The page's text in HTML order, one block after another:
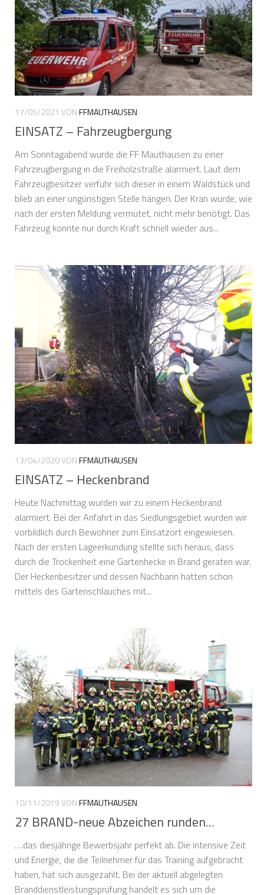
17/05/2021 VONFFMAUTHAUSEN
EINSATZ – Fahrzeugbergung
Am Sonntagabend wurde die FF Mauthausen zu einer
Fahrzeugbergung in die Freiholzstraße alarmiert. Laut dem
Fahrzeugbesitzer verfuhr sich dieser in einem Waldstück und
blieb an einer ungünstigen Stelle hängen. Der Kran wurde, wie
nach der ersten Meldung vermutet, nicht mehr benötigt. Das
Fahrzeug konnte nur durch Kraft schnell wieder aus...
13/04/2020VONFFMAUTHAUSEN
EINSATZ – Heckenbrand
Heute Nachmittag wurden wir zu einem Heckenbrand
alarmiert. Bei der Anfahrt in das Siedlungsgebiet wurden wir
vorbildlich durch Bewohner zum Einsatzort eingewiesen.
Nach der ersten Lageerkundung stellte sich heraus, dass
durch die Trockenheit eine Gartenhecke in Brand geraten war.
Der Heckenbesitzer und dessen Nachbarin hatten schon
mittels des Gartenschlauches mit...
10/11/2019VONFFMAUTHAUSEN
27 BRAND-neue Abzeichen runden…
….das diesjährige Bewerbsjahr perfekt ab. Die intensive Zeit
und Energie, die die Teilnehmer für das Training aufgebracht
haben, hat sich ausgezahlt. Bei der aktuell abgelegten
Branddienstleistungsprüfung handelt es sich um die